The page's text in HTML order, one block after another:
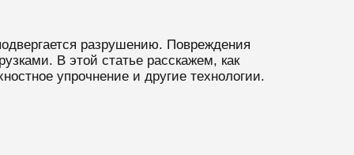
разрушению. Повреждения
В этой статье расскажем, как
упрочнение и другие технологии.